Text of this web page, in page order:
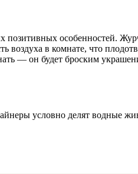
особенностей.
в комнате, что
— он будет броским
условно делят водные